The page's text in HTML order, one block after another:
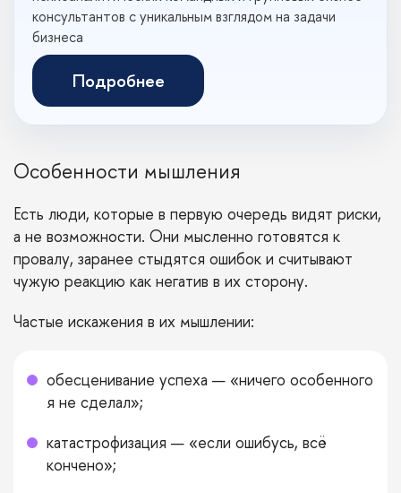
консультантов с уникальным взглядом на задачи
бизнеса
Подробнее
Особенности мышления
Есть люди, которые в первую очередь видят риски,
а не возможности. Они мысленно готовятся к
провалу, заранее стыдятся ошибок и считывают
чужую реакцию как негатив в их сторону.
Частые искажения в их мышлении:
обесценивание успеха — «ничего особенного
я не сделал»;
катастрофизация — «если ошибусь, всё
кончено»;